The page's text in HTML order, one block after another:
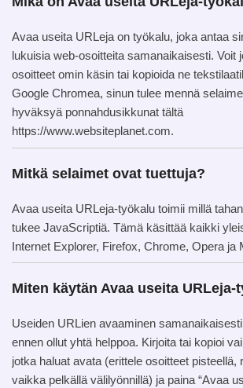
Avaa useita URLeja on työkalu, joka antaa
lukuisia web-osoitteita samanaikaisesti. Voit
osoitteet omin käsin tai kopioida ne
Google Chromea, sinun tulee mennä
hyväksyä ponnahdusikkunat tältä
https://www.websiteplanet.com.
Mitkä selaimet ovat tuettuja?
Avaa useita URLeja-työkalu toimii millä
tukee JavaScriptiä. Tämä käsittää kaikki
Internet Explorer, Firefox, Chrome, Opera ja
Miten käytän Avaa useita URLeja-
Useiden URLien avaaminen
ennen ollut yhtä helppoa. Kirjoita tai kopioi
jotka haluat avata (erittele osoitteet pisteellä,
vaikka pelkällä välilyönnillä) ja paina “Avaa